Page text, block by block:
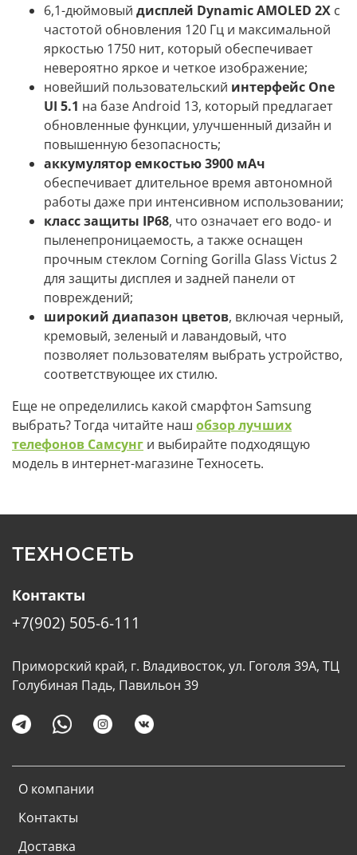
6,1-дюймовый дисплей Dynamic AMOLED 2X с
частотой обновления 120 Гц и максимальной
яркостью 1750 нит, который обеспечивает
невероятно яркое и четкое изображение;
новейший пользовательский интерфейс One
UI 5.1 на базе Android 13, который предлагает
обновленные функции, улучшенный дизайн и
повышенную безопасность;
аккумулятор емкостью 3900 мАч
обеспечивает длительное время автономной
работы даже при интенсивном использовании;
класс защиты IP68, что означает его водо- и
пыленепроницаемость, а также оснащен
прочным стеклом Corning Gorilla Glass Victus 2
для защиты дисплея и задней панели от
повреждений;
широкий диапазон цветов, включая черный,
кремовый, зеленый и лавандовый, что
позволяет пользователям выбрать устройство,
соответствующее их стилю.
Еще не определились какой смарфтон Samsung
выбрать? Тогда читайте наш обзор лучших
телефонов Самсунг и выбирайте подходящую
модель в интернет-магазине Техносеть.
ТЕХНОСЕТЬ
О компании
Контакты
Доставка
Контакты
+7(902) 505-6-111
Приморский край, г. Владивосток, ул. Гоголя 39А, ТЦ
Голубиная Падь, Павильон 39